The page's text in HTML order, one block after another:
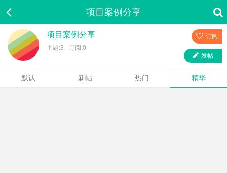
项目案例分享
项目案例分享
主题:3 订阅:0
订阅
发帖
默认 新帖 热门 精华